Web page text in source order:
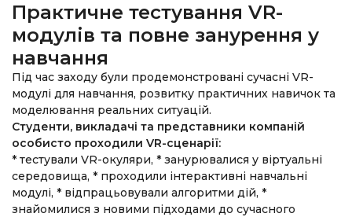
Практичне тестування VR-
модулів та повне занурення у
навчання
Під час заходу були продемонстровані сучасні VR-
модулі для навчання, розвитку практичних навичок та
моделювання реальних ситуацій.
Студенти, викладачі та представники компаній
особисто проходили VR-сценарії:
* тестували VR-окуляри, * занурювалися у віртуальні
середовища, * проходили інтерактивні навчальні
модулі, * відпрацьовували алгоритми дій, *
знайомилися з новими підходами до сучасного